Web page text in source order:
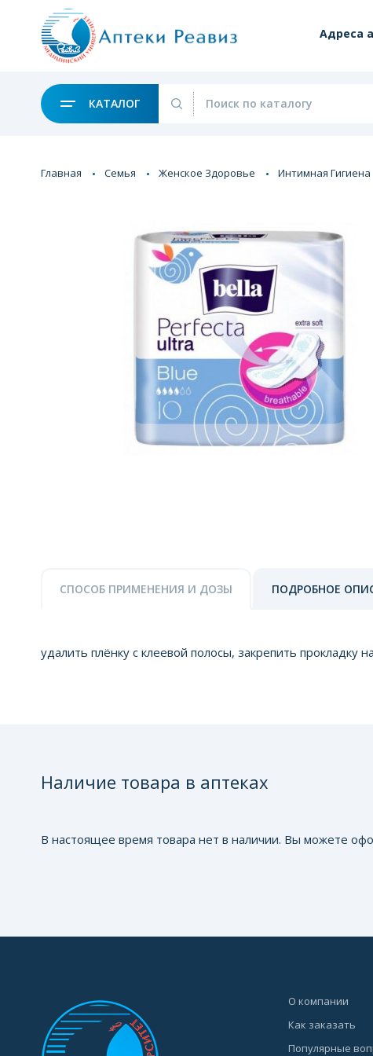
Адреса
КАТАЛОГ
Главная Семья Женское Здоровье Интимная Гигиена
СПОСОБ ПРИМЕНЕНИЯ И ДОЗЫ ПОДРОБНОЕ
удалить плёнку с клеевой полосы, закрепить прокладку
Наличие товара в аптеках
В настоящее время товара нет в наличии. Вы можете
О компании
Как заказать
Популярные